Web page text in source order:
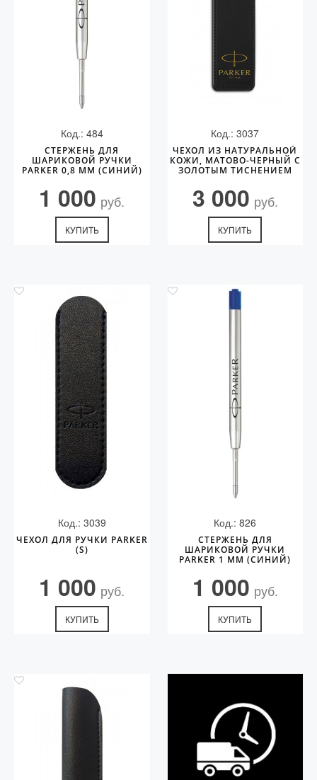
Код.: 484
СТЕРЖЕНЬ ДЛЯ
ШАРИКОВОЙ РУЧКИ
PARKER 0,8 ММ (СИНИЙ)
1 000 руб.
КУПИТЬ
Код.: 3037
ЧЕХОЛ ИЗ НАТУРАЛЬНОЙ
КОЖИ, МАТОВО-ЧЕРНЫЙ С
ЗОЛОТЫМ ТИСНЕНИЕМ
3 000 руб.
КУПИТЬ
Код.: 3039
ЧЕХОЛ ДЛЯ РУЧКИ PARKER
(S)
1 000 руб.
КУПИТЬ
Код.: 826
СТЕРЖЕНЬ ДЛЯ
ШАРИКОВОЙ РУЧКИ
PARKER 1 ММ (СИНИЙ)
1 000 руб.
КУПИТЬ